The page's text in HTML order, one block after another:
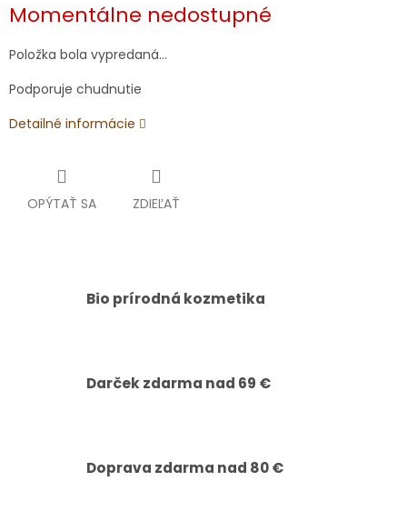
cena:
Momentálne nedostupné
Položka bola vypredaná…
Podporuje chudnutie
Detailné informácie
OPÝTAŤ SA ZDIEĽAŤ
Bio prírodná kozmetika
Darček zdarma nad 69 €
Doprava zdarma nad 80 €